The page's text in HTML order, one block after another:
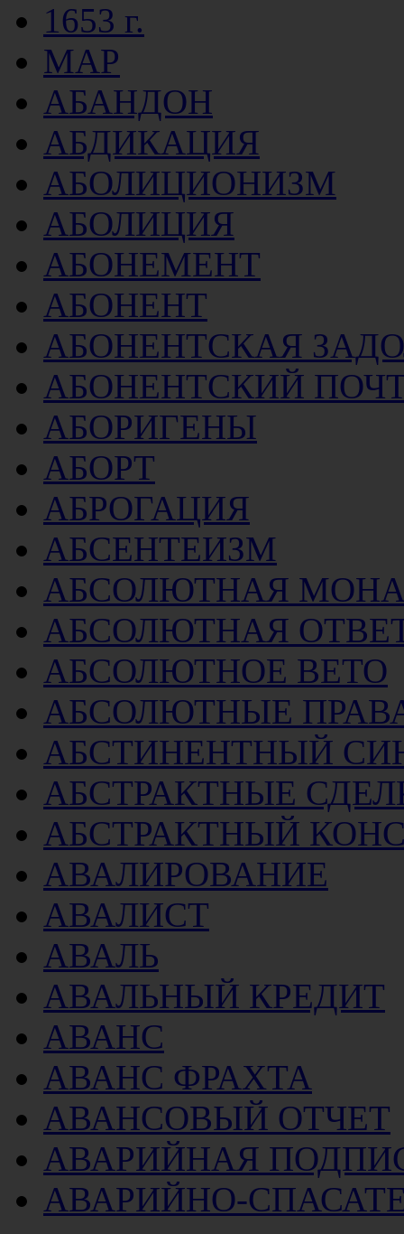
1653 г.
MAP
АБАНДОН
АБДИКАЦИЯ
АБОЛИЦИОНИЗМ
АБОЛИЦИЯ
АБОНЕМЕНТ
АБОНЕНТ
АБОНЕНТСКАЯ
АБОНЕНТСКИЙ
АБОРИГЕНЫ
АБОРТ
АБРОГАЦИЯ
АБСЕНТЕИЗМ
АБСОЛЮТНАЯ
АБСОЛЮТНАЯ
АБСОЛЮТНОЕ ВЕТО
АБСОЛЮТНЫЕ
АБСТИНЕНТНЫЙ
АБСТРАКТНЫЕ
АБСТРАКТНЫЙ
АВАЛИРОВАНИЕ
АВАЛИСТ
АВАЛЬ
АВАЛЬНЫЙ КРЕДИТ
АВАНС
АВАНС ФРАХТА
АВАНСОВЫЙ ОТЧЕТ
АВАРИЙНАЯ
АВАРИЙНО-